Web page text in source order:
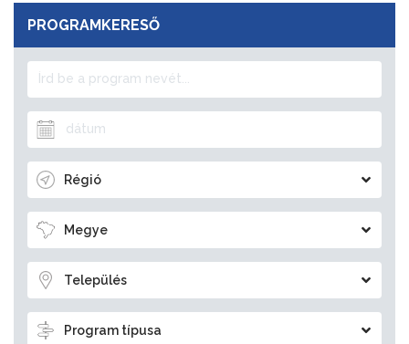
PROGRAMKERESŐ
Régió
Megye
Település
Program típusa